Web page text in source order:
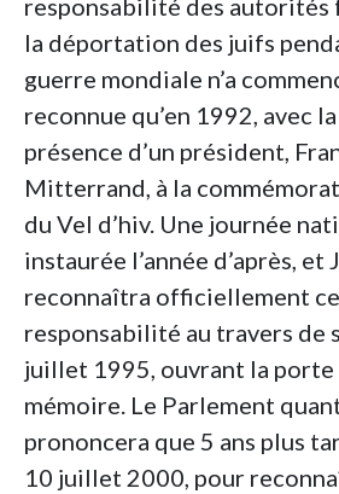
responsabilité des autorités
la déportation des juifs
guerre mondiale n’a
reconnue qu’en 1992, avec
présence d’un président,
Mitterrand, à la
du Vel d’hiv. Une journée
instaurée l’année d’après, et
reconnaîtra officiellement
responsabilité au travers de
juillet 1995, ouvrant la porte
mémoire. Le Parlement
prononcera que 5 ans plus
10 juillet 2000, pour